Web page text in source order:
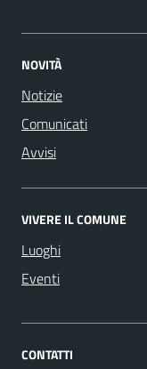
NOVITÀ
Notizie
Comunicati
Avvisi
VIVERE IL COMUNE
Luoghi
Eventi
CONTATTI